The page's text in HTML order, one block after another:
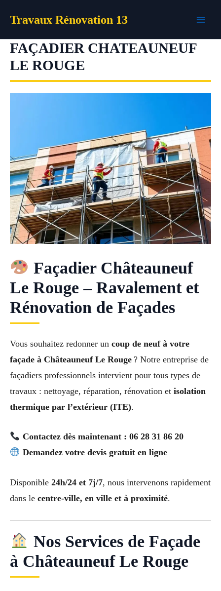
Travaux Rénovation 13
FAÇADIER CHATEAUNEUF
LE ROUGE
Façadier Châteauneuf
Le Rouge – Ravalement et
Rénovation de Façades
Vous souhaitez redonner un coup de neuf à votre
façade à Châteauneuf Le Rouge ? Notre entreprise de
façadiers professionnels intervient pour tous types de
travaux : nettoyage, réparation, rénovation et isolation
thermique par l’extérieur (ITE).
Contactez dès maintenant : 06 28 31 86 20
Demandez votre devis gratuit en ligne
Disponible 24h/24 et 7j/7, nous intervenons rapidement
dans le centre-ville, en ville et à proximité.
Nos Services de Façade
à Châteauneuf Le Rouge